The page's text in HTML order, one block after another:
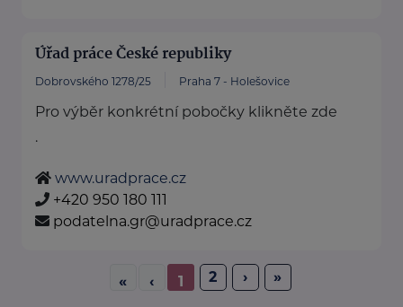
Úřad práce České republiky
Dobrovského 1278/25 Praha 7 - Holešovice
Pro výběr konkrétní pobočky klikněte zde
.
www.uradprace.cz
+420 950 180 111
podatelna.gr@uradprace.cz
« ‹ 1 2 › »